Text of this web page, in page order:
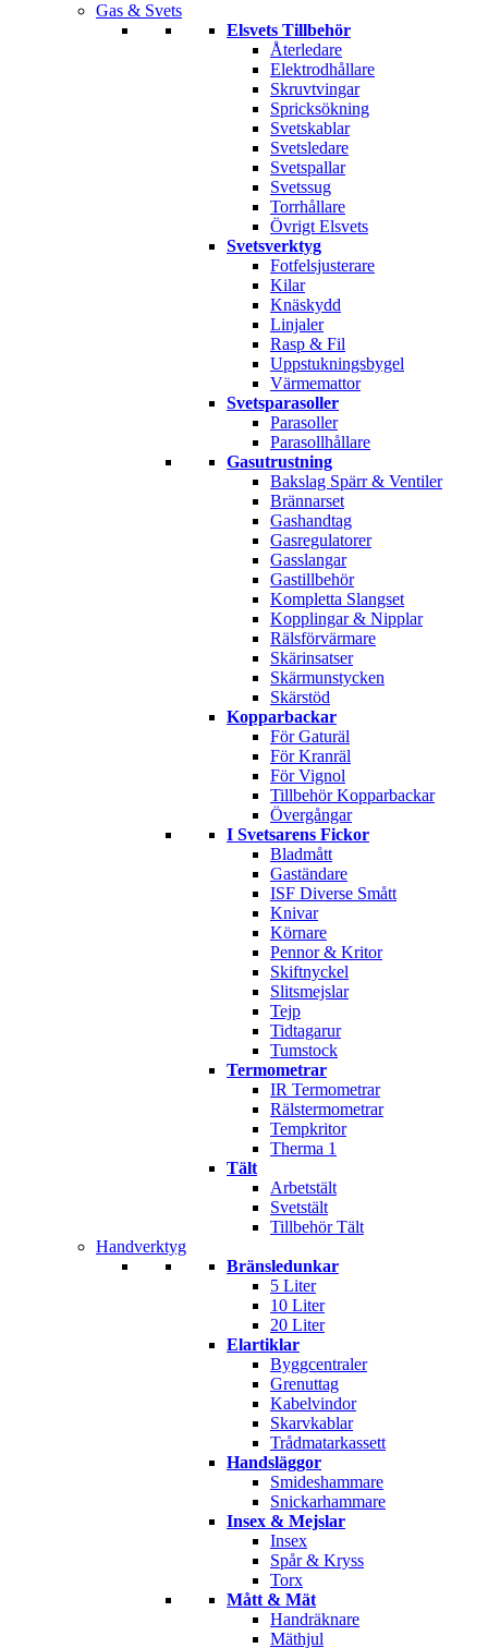
Gas & Svets
Elsvets Tillbehör
Återledare
Elektrodhållare
Skruvtvingar
Spricksökning
Svetskablar
Svetsledare
Svetspallar
Svetssug
Torrhållare
Övrigt Elsvets
Svetsverktyg
Fotfelsjusterare
Kilar
Knäskydd
Linjaler
Rasp & Fil
Uppstukningsbygel
Värmemattor
Svetsparasoller
Parasoller
Parasollhållare
Gasutrustning
Bakslag Spärr & Ventiler
Brännarset
Gashandtag
Gasregulatorer
Gasslangar
Gastillbehör
Kompletta Slangset
Kopplingar & Nipplar
Rälsförvärmare
Skärinsatser
Skärmunstycken
Skärstöd
Kopparbackar
För Gaturäl
För Kranräl
För Vignol
Tillbehör Kopparbackar
Övergångar
I Svetsarens Fickor
Bladmått
Gaständare
ISF Diverse Smått
Knivar
Körnare
Pennor & Kritor
Skiftnyckel
Slitsmejslar
Tejp
Tidtagarur
Tumstock
Termometrar
IR Termometrar
Rälstermometrar
Tempkritor
Therma 1
Tält
Arbetstält
Svetstält
Tillbehör Tält
Handverktyg
Bränsledunkar
5 Liter
10 Liter
20 Liter
Elartiklar
Byggcentraler
Grenuttag
Kabelvindor
Skarvkablar
Trådmatarkassett
Handsläggor
Smideshammare
Snickarhammare
Insex & Mejslar
Insex
Spår & Kryss
Torx
Mått & Mät
Handräknare
Mäthjul